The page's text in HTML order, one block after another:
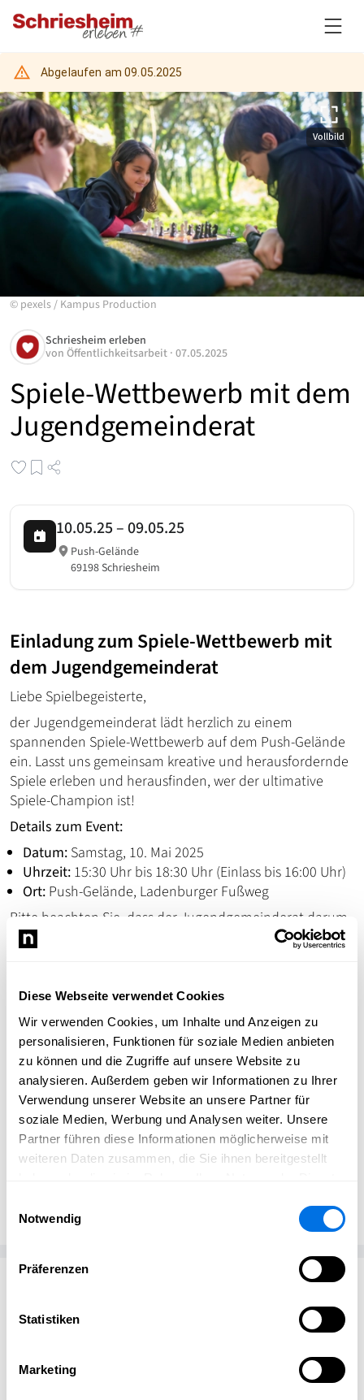
Diese Webseite verwendet Cookies
Wir verwenden Cookies, um Inhalte und Anzeigen zu
personalisieren, Funktionen für soziale Medien anbieten
zu können und die Zugriffe auf unsere Website zu
analysieren. Außerdem geben wir Informationen zu Ihrer
Verwendung unserer Website an unsere Partner für
soziale Medien, Werbung und Analysen weiter. Unsere
Partner führen diese Informationen möglicherweise mit
weiteren Daten zusammen, die Sie ihnen bereitgestellt
Notwendig
Präferenzen
Statistiken
Marketing
Abgelaufen am09.05.2025
Vollbild
© pexels/ Kampus Production
Spiele-Wettbewerb mit dem
Jugendgemeinderat
Schriesheim erleben
von Öffentlichkeitsarbeit · 07.05.2025
10.05.25–09.05.25
Push-Gelände
69198 Schriesheim
Einladung zum Spiele-Wettbewerb mit
dem Jugendgemeinderat
Liebe Spielbegeisterte,
der Jugendgemeinderat lädt herzlich zu einem
spannenden Spiele-Wettbewerb auf dem Push-Gelände
ein. Lasst uns gemeinsam kreative und herausfordernde
Spiele erleben und herausfinden, wer der ultimative
Spiele-Champion ist!
Details zum Event:
Datum: Samstag, 10. Mai 2025
Uhrzeit: 15:30 Uhr bis 18:30 Uhr (Einlass bis 16:00 Uhr)
Ort: Push-Gelände, Ladenburger Fußweg
Bitte beachten Sie, dass der Jugendgemeinderat darum
bittet, keine eigenen Spiele mitzubringen. Vor Ort
werden!
Wir freuen uns darauf, mit euch einen aufregenden
Nachmittag voller Spiel, Spaß und tollen Erinnerungen
zu verbringen.
Wir sehen uns dort!